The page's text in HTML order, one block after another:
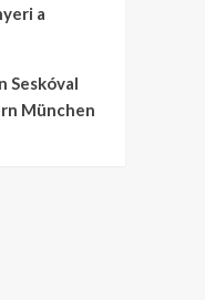
a
Seskóval
München